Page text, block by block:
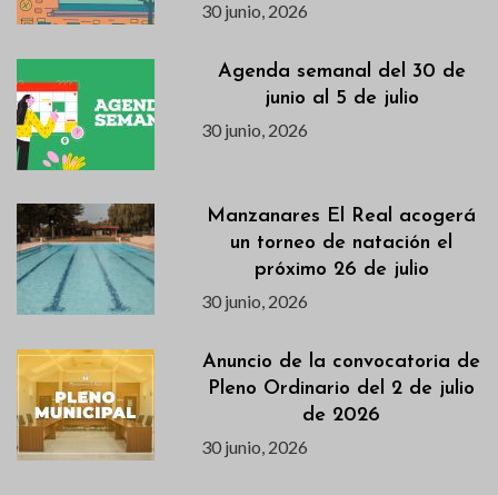
30 junio, 2026
Agenda semanal del 30 de
junio al 5 de julio
30 junio, 2026
Manzanares El Real acogerá
un torneo de natación el
próximo 26 de julio
30 junio, 2026
Anuncio de la convocatoria de
Pleno Ordinario del 2 de julio
de 2026
30 junio, 2026